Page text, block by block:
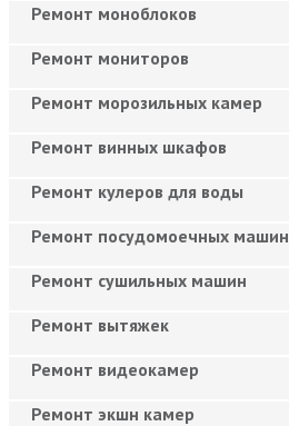
Ремонт моноблоков
Ремонт мониторов
Ремонт морозильных камер
Ремонт винных шкафов
Ремонт кулеров для воды
Ремонт посудомоечных машин
Ремонт сушильных машин
Ремонт вытяжек
Ремонт видеокамер
Ремонт экшн камер